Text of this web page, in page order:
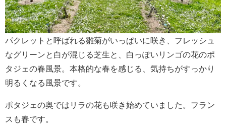
パクレットと呼ばれる雛菊がいっぱいに咲き、フレッシュ
なグリーンと白が混じる芝生と、白っぽいリンゴの花のポ
タジェの春風景。本格的な春を感じる、気持ちがすっかり
明るくなる風景です。
ポタジェの奥ではリラの花も咲き始めていました。フラン
スも春です。